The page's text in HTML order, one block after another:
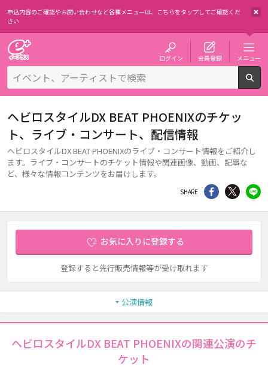
申込内容のご確認やお問い合わせなど各種メニューは、 こちらをタップしてご確認くだ
さい
ログイン 会員登録 メニュー
ヘビロスタイルDX BEAT PHOENIXのチケッ
ト、ライブ・コンサート、配信情報
ヘビロスタイルDX BEAT PHOENIXのライブ・コンサート情報をご紹介し
ます。ライブ・コンサートのチケット情報や関連画像、動画、記事な
ど、様々な情報コンテンツをお届けします。
SHARE シェア Twitter
お気に入りに登録する
登録すると先行販売情報等が受け取れます
公演情報
ヘビロスタイルDX BEAT PHOENIXの関連公演のチ
ケット